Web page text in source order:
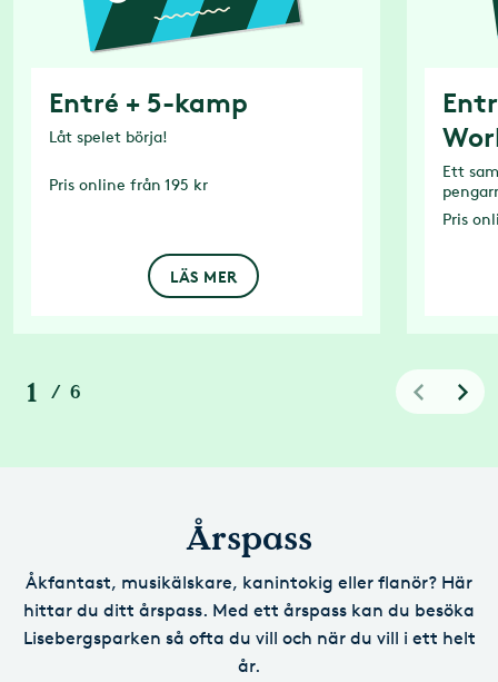
Entré + 5-kamp
Låt spelet börja!
Pris online från 195 kr
LÄS MER
Ett
Pris
1 / 6
Årspass
Åkfantast, musikälskare, kanintokig eller flanör? Här
hittar du ditt årspass. Med ett årspass kan du besöka
Lisebergsparken så ofta du vill och när du vill i ett helt
år.